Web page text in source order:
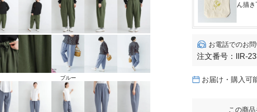
ブルー
ん描
お電話でのお
注文番号： IIR-
お届け・購入可
この商